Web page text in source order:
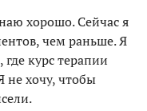
хорошо. Сейчас я
чем раньше. Я
где курс терапии
не хочу, чтобы